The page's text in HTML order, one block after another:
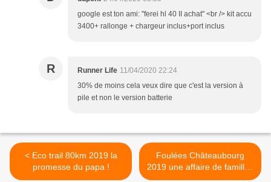
google est ton ami: "ferei hl 40 II achat" <br /> kit accu
3400+ rallonge + chargeur inclus+port inclus
R Runner Life 11/04/2020 22:24
30% de moins cela veux dire que c'est la version à
pile et non le version batterie
< Eco trail 80km 2019 la
promesse du papa !
Foulées Châteaubourg
2019 une affaire de famille !
>